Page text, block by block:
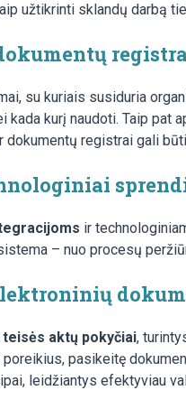
užtikrinti sklandų darbą
su kuriais susiduria
kurį naudoti. Taip
registrai gali
ir
– nuo procesų
teisės aktų pokyčiai,
pasikeitę
leidžiantys efektyviau